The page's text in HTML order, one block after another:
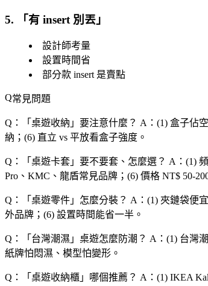
5. 「有 insert 別丟 」
設計師考量
設置時間省
部分款 insert 是賣點
常見問題
Q：「 桌遊收納 」要注意什麼？ A：(1) 盒子佔
納；(6) 直立 vs 平放看盒子強度。
Q：「 桌遊卡套 」要不要套、怎麼選？ A：(1)
Pro、KMC、龍盾常見品牌；(6) 價格 NT$ 50-
Q：「 桌遊零件 」怎麼分裝？ A：(1) 夾鏈袋便
外品牌；(6) 設置時間能省一半。
Q：「 台灣潮濕 」桌遊怎麼防潮？ A：(1) 台灣
紙牌怕悶濕、模型怕變形。
Q：「 桌遊收納櫃 」哪個推薦？ A：(1) IKEA